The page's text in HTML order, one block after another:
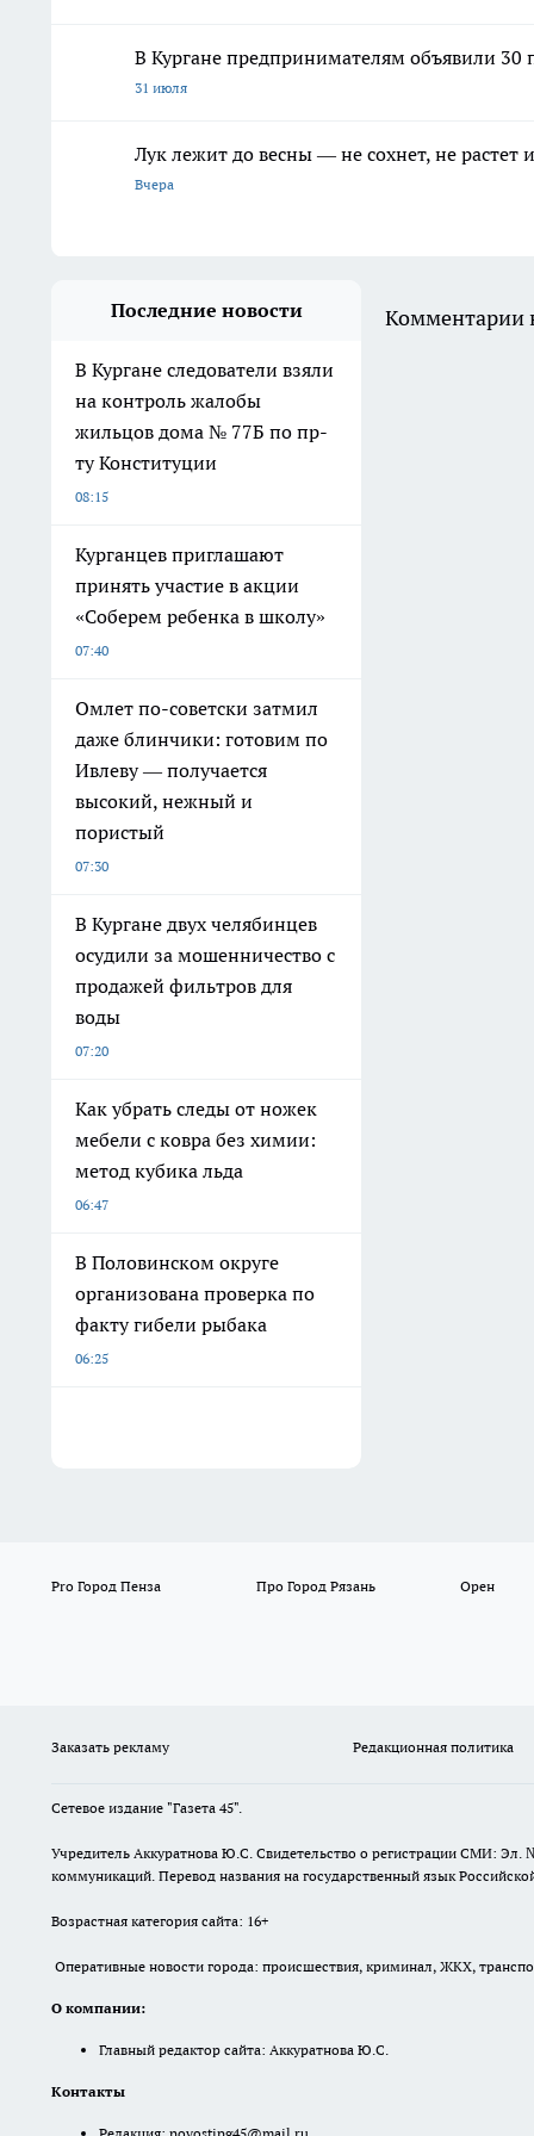
В Кургане предпринимателям объявили 30
31 июля
Лук лежит до весны — не сохнет, не
Вчера
Последние новости
В Кургане следователи взяли
на контроль жалобы
жильцов дома № 77Б по пр-
ту Конституции
08:15
Курганцев приглашают
принять участие в акции
«Соберем ребенка в школу»
07:40
Омлет по-советски затмил
даже блинчики: готовим по
Ивлеву — получается
высокий, нежный и
пористый
07:30
В Кургане двух челябинцев
осудили за мошенничество с
продажей фильтров для
воды
07:20
Как убрать следы от ножек
мебели с ковра без химии:
метод кубика льда
06:47
В Половинском округе
организована проверка по
факту гибели рыбака
06:25
Комментарии
Pro Город Пенза Про Город Рязань Орен
Заказать рекламу Редакционная политика
Сетевое издание "Газета 45".
Учредитель Аккуратнова Ю.С. Свидетельство о регистрации СМИ: Эл.
коммуникаций. Перевод названия на государственный язык
Возрастная категория сайта: 16+
Оперативные новости города: происшествия, криминал, ЖКХ,
О компании:
Главный редактор сайта: Аккуратнова Ю.С.
Контакты